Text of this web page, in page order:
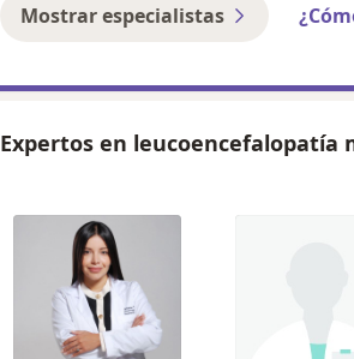
Mostrar especialistas
Expertos en leucoencefalopatía